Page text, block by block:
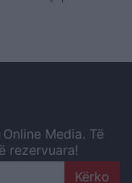
Media. Të
rezervuara!